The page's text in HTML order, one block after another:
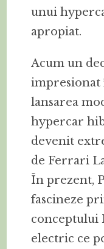
unui
apropiat.
Acum un
impresionat
lansarea
hypercar
devenit
de Ferrari
În prezent,
fascineze
conceptului
electric ce